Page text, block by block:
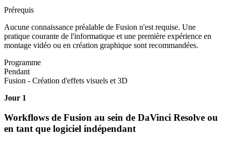
Prérequis
Aucune connaissance préalable de Fusion n'est requise. Une
pratique courante de l'informatique et une première expérience en
montage vidéo ou en création graphique sont recommandées.
Programme
Pendant
Fusion - Création d'effets visuels et 3D
Jour 1
Workflows de Fusion au sein de DaVinci Resolve ou
en tant que logiciel indépendant